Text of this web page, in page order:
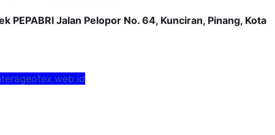
PEPABRI Jalan Pelopor No. 64, Kunciran, Pinang, Kota